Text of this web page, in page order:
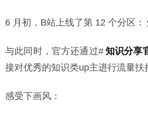
6 月初，B站上线了第 12 个分区：
与此同时，官方还通过# 知识分享
接对优秀的知识类up主进行流量扶
感受下画风：